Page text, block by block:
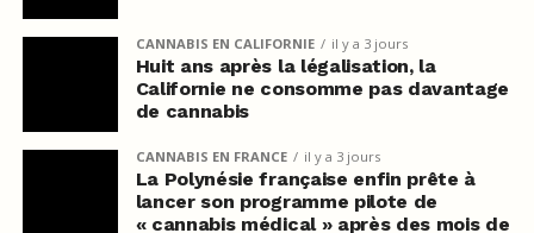
CANNABIS EN CALIFORNIE il y a 3 jours
Huit ans après la légalisation, la
Californie ne consomme pas davantage
de cannabis
CANNABIS EN FRANCE il y a 3 jours
La Polynésie française enfin prête à
lancer son programme pilote de
« cannabis médical » après des mois de